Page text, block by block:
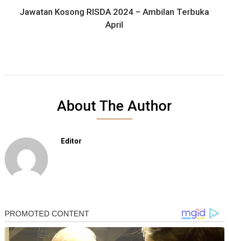
Jawatan Kosong RISDA 2024 – Ambilan Terbuka
April
About The Author
Editor